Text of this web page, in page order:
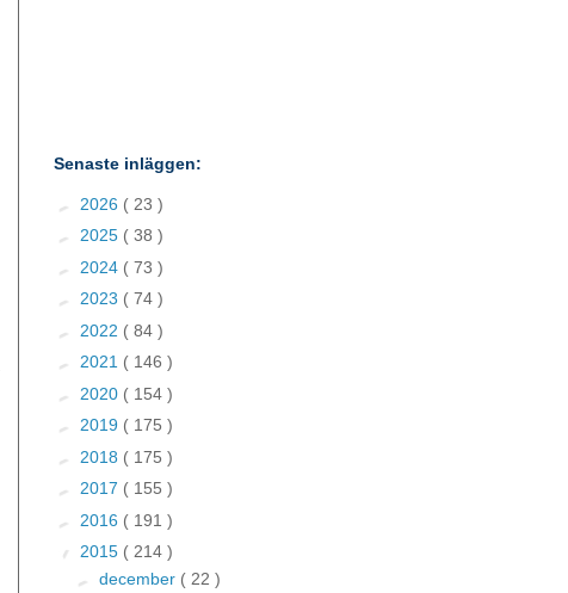
Senaste inläggen:
► 2026 ( 23 )
► 2025 ( 38 )
► 2024 ( 73 )
► 2023 ( 74 )
► 2022 ( 84 )
► 2021 ( 146 )
► 2020 ( 154 )
► 2019 ( 175 )
► 2018 ( 175 )
► 2017 ( 155 )
► 2016 ( 191 )
▼ 2015 ( 214 )
►december ( 22 )